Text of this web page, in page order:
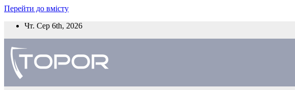
Перейти до вмісту
Чт. Сер 6th, 2026